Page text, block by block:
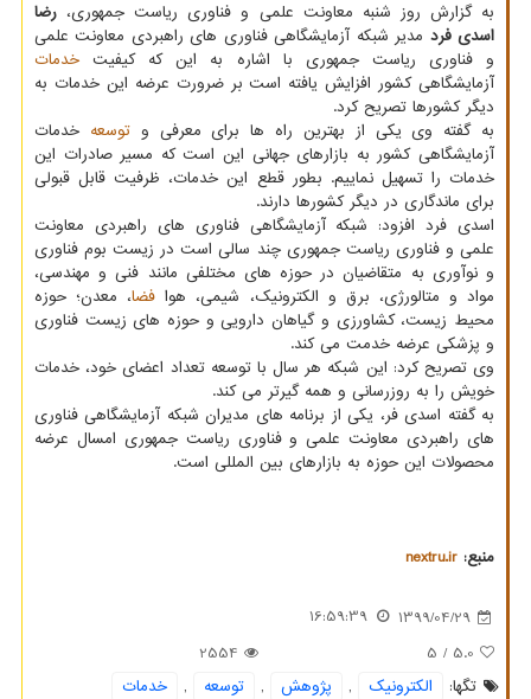
به گزارش روز شنبه معاونت علمی و فناوری ریاست جمهوری، رضا
اسدی فرد مدیر شبکه آزمایشگاهی فناوری های راهبردی معاونت علمی
و فناوری ریاست جمهوری با اشاره به این که کیفیت خدمات
آزمایشگاهی کشور افزایش یافته است بر ضرورت عرضه این خدمات به
دیگر کشورها تصریح کرد.
به گفته وی یکی از بهترین راه ها برای معرفی وتوسعه خدمات
آزمایشگاهی کشور به بازارهای جهانی این است که مسیر صادرات این
خدمات را تسهیل نماییم. بطور قطع این خدمات، ظرفیت قابل قبولی
برای ماندگاری در دیگر کشورها دارند.
اسدی فرد افزود: شبکه آزمایشگاهی فناوری های راهبردی معاونت
علمی و فناوری ریاست جمهوری چند سالی است در زیست بوم فناوری
و نوآوری به متقاضیان در حوزه های مختلفی مانند فنی و مهندسی،
مواد و متالورژی، برق و الکترونیک، شیمی، هوا فضا، معدن؛ حوزه
محیط زیست، کشاورزی و گیاهان دارویی و حوزه های زیست فناوری
و پزشکی عرضه خدمت می کند.
وی تصریح کرد: این شبکه هر سال با توسعه تعداد اعضای خود، خدمات
خویش را به روزرسانی و همه گیرتر می کند.
به گفته اسدی فر، یکی از برنامه های مدیران شبکه آزمایشگاهی فناوری
های راهبردی معاونت علمی و فناوری ریاست جمهوری امسال عرضه
محصولات این حوزه به بازارهای بین المللی است.
منبع: nextru.ir
1399/04/29
16:59:39
5.0
/ 5
2554
تگها:
الكترونیك , پژوهش , توسعه ,
خدمات